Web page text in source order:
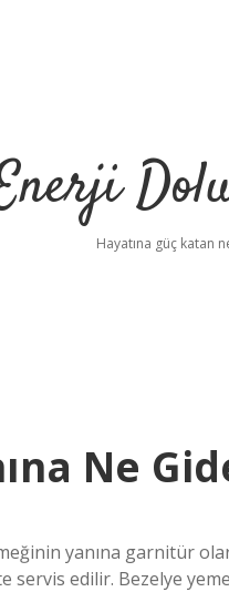
Hayatına güç katan
Ne
yanına garnitür
edilir. Bezelye